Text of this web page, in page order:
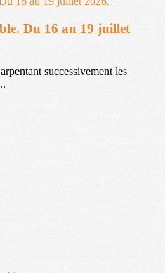
Du 16 au 19 juillet
successivement les